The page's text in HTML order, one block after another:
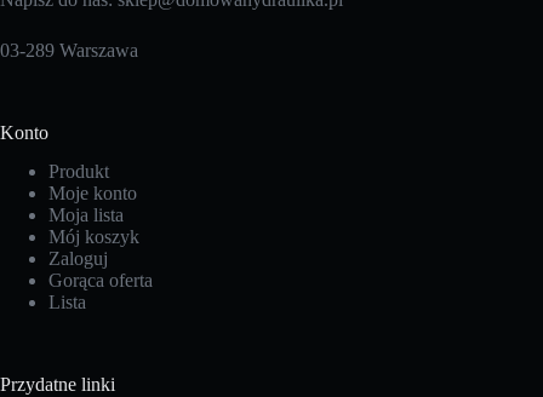
03-289 Warszawa
Konto
Produkt
Moje konto
Moja lista
Mój koszyk
Zaloguj
Gorąca oferta
Lista
Przydatne linki